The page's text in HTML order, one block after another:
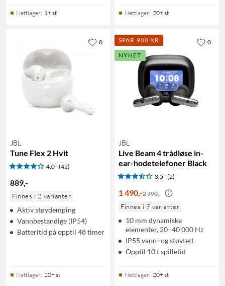
Nettlager: 1+ st Nettlager: 20+ st
JBL
Tune Flex 2 Hvit
4.0 (42)
889,-
Finnes i 2 varianter
Aktiv støydemping
Vannbestandige (IP54)
Batteritid på opptil 48 timer
Nettlager: 20+ st
0
SPAR 900 KR
NYHET
JBL
Live Beam 4 trådløse in-
ear-hodetelefoner Black
3.5 (2)
1 490,-2 390,-
Finnes i 7 varianter
10 mm dynamiske
elementer, 20–40 000 Hz
IP55 vann- og støvtett
Opptil 10 t spilletid
Nettlager: 20+ st
0